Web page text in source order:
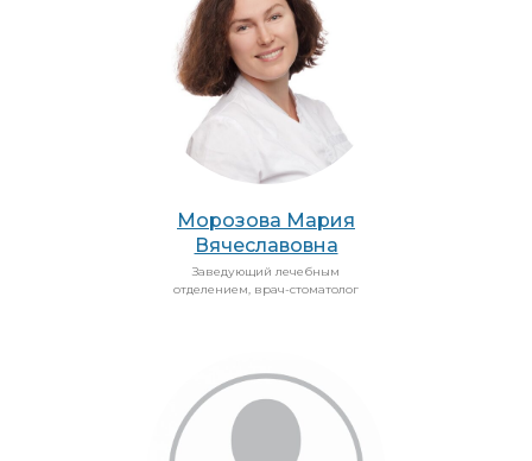
Морозова Мария
Вячеславовна
Заведующий лечебным
отделением, врач-стоматолог